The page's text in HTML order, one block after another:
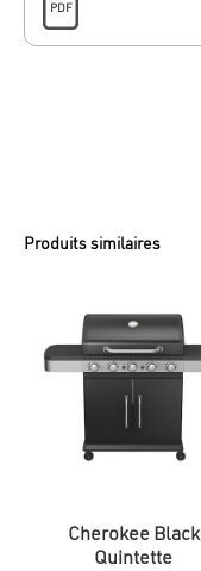
PDF
Produits similaires
Cherokee Black
Quintette